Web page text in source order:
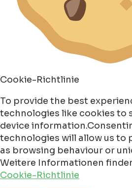
Cookie-Richtlinie
To provide the best
technologies like cookies to
device
technologies will allow us to
as browsing behaviour or
Weitere Informationen
Cookie-Richtlinie